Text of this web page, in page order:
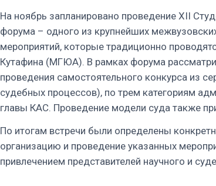
На ноябрь запланировано проведение ХII
форума – одного из крупнейших
мероприятий, которые традиционно
Кутафина (МГЮА). В рамках форума
проведения самостоятельного конкурса из
судебных процессов), по трем категориям
главы КАС. Проведение модели суда также
По итогам встречи были определены
организацию и проведение указанных
привлечением представителей научного и